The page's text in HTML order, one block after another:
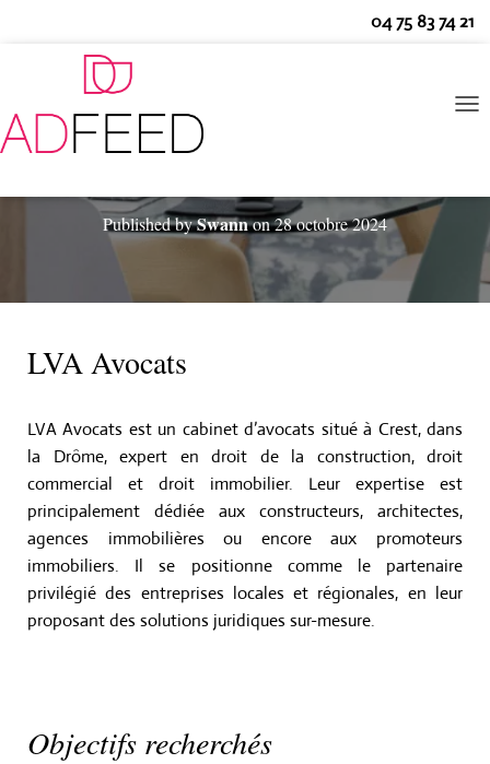
04 75 83 74 21
R
Published bySwannon28 octobre 2024
LVA Avocats
LVA Avocats est un cabinet d’avocats situé à Crest, dans
la Drôme, expert en droit de la construction, droit
commercial et droit immobilier. Leur expertise est
principalement dédiée aux constructeurs, architectes,
agences immobilières ou encore aux promoteurs
immobiliers. Il se positionne comme le partenaire
privilégié des entreprises locales et régionales, en leur
proposant des solutions juridiques sur-mesure.
Objectifs recherchés